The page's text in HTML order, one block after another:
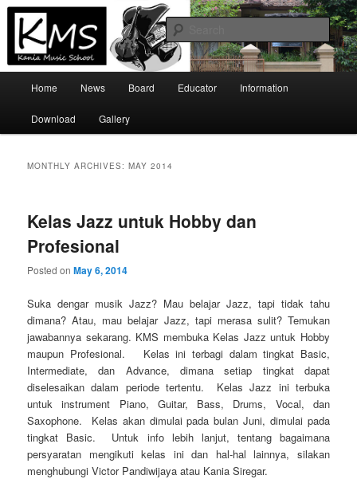
Skip
primary
content
Skip
secondary
contentKania Music School
Official Site
Home News Board Educator Information
Download Gallery
MONTHLY ARCHIVES:MAY 2014
Kelas Jazz untuk Hobby dan
Profesional
Posted onMay 6, 2014
Suka dengar musik Jazz? Mau belajar Jazz, tapi tidak tahu
dimana? Atau, mau belajar Jazz, tapi merasa sulit? Temukan
jawabannya sekarang. KMS membuka Kelas Jazz untuk Hobby
maupun Profesional. Kelas ini terbagi dalam tingkat Basic,
Intermediate, dan Advance, dimana setiap tingkat dapat
diselesaikan dalam periode tertentu. Kelas Jazz ini terbuka
untuk instrument Piano, Guitar, Bass, Drums, Vocal, dan
Saxophone. Kelas akan dimulai pada bulan Juni, dimulai pada
tingkat Basic. Untuk info lebih lanjut, tentang bagaimana
persyaratan mengikuti kelas ini dan hal-hal lainnya, silakan
menghubungi Victor Pandiwijaya atau Kania Siregar.